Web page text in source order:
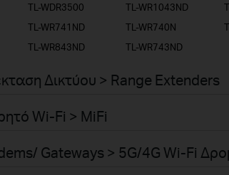
TL-WDR3500 TL-WR1043ND
TL-WR741ND TL-WR740N
TL-WR843ND TL-WR743ND
Δικτύου > Range Extenders
Wi-Fi > MiFi
Gateways > 5G/4G Wi-Fi